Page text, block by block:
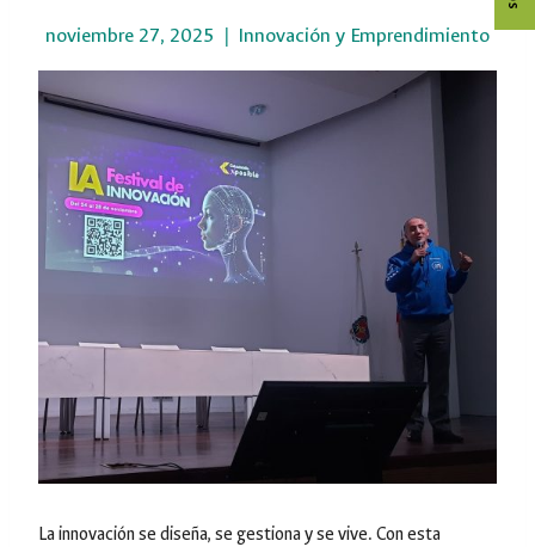
noviembre 27, 2025 Innovación y Emprendimiento
La innovación se diseña, se gestiona y se vive. Con esta